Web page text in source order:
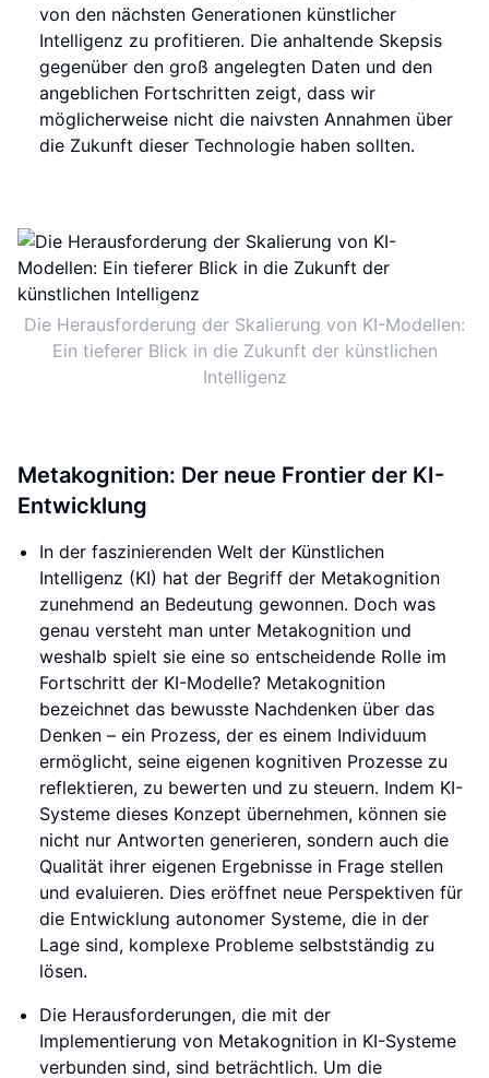
von den nächsten Generationen künstlicher
Intelligenz zu profitieren. Die anhaltende Skepsis
gegenüber den groß angelegten Daten und den
angeblichen Fortschritten zeigt, dass wir
möglicherweise nicht die naivsten Annahmen über
die Zukunft dieser Technologie haben sollten.
Die Herausforderung der Skalierung von KI-Modellen:
Ein tieferer Blick in die Zukunft der künstlichen
Intelligenz
Metakognition: Der neue Frontier der KI-
Entwicklung
In der faszinierenden Welt der Künstlichen
Intelligenz (KI) hat der Begriff der Metakognition
zunehmend an Bedeutung gewonnen. Doch was
genau versteht man unter Metakognition und
weshalb spielt sie eine so entscheidende Rolle im
Fortschritt der KI-Modelle? Metakognition
bezeichnet das bewusste Nachdenken über das
Denken – ein Prozess, der es einem Individuum
ermöglicht, seine eigenen kognitiven Prozesse zu
reflektieren, zu bewerten und zu steuern. Indem KI-
Systeme dieses Konzept übernehmen, können sie
nicht nur Antworten generieren, sondern auch die
Qualität ihrer eigenen Ergebnisse in Frage stellen
und evaluieren. Dies eröffnet neue Perspektiven für
die Entwicklung autonomer Systeme, die in der
Lage sind, komplexe Probleme selbstständig zu
lösen.
Die Herausforderungen, die mit der
Implementierung von Metakognition in KI-Systeme
verbunden sind, sind beträchtlich. Um die